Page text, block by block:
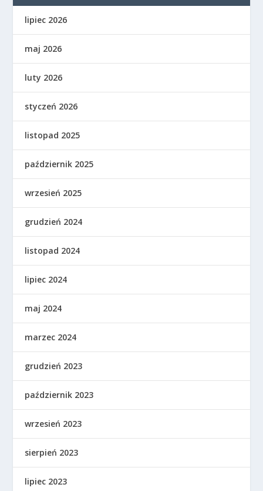
lipiec 2026
maj 2026
luty 2026
styczeń 2026
listopad 2025
październik 2025
wrzesień 2025
grudzień 2024
listopad 2024
lipiec 2024
maj 2024
marzec 2024
grudzień 2023
październik 2023
wrzesień 2023
sierpień 2023
lipiec 2023